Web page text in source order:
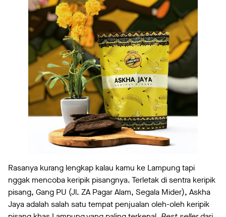
Rasanya kurang lengkap kalau kamu ke Lampung tapi
nggak mencoba keripik pisangnya. Terletak di sentra keripik
pisang, Gang PU (Jl. ZA Pagar Alam, Segala Mider), Askha
Jaya adalah salah satu tempat penjualan oleh-oleh keripik